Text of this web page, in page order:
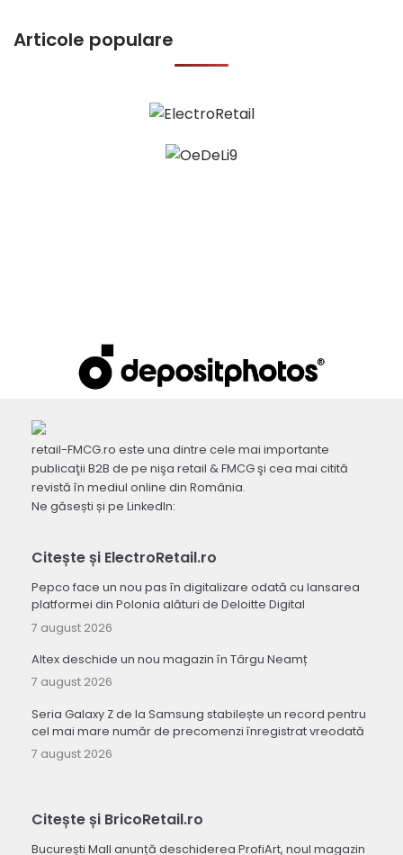
Articole populare
retail-FMCG.ro este una dintre cele mai importante
publicaţii B2B de pe nişa retail & FMCG şi cea mai citită
revistă în mediul online din România.
Ne găsești și pe LinkedIn:
Citește și ElectroRetail.ro
Pepco face un nou pas în digitalizare odată cu lansarea
platformei din Polonia alături de Deloitte Digital
7 august 2026
Altex deschide un nou magazin în Târgu Neamț
7 august 2026
Seria Galaxy Z de la Samsung stabilește un record pentru
cel mai mare număr de precomenzi înregistrat vreodată
7 august 2026
Citește și BricoRetail.ro
București Mall anunță deschiderea ProfiArt, noul magazin